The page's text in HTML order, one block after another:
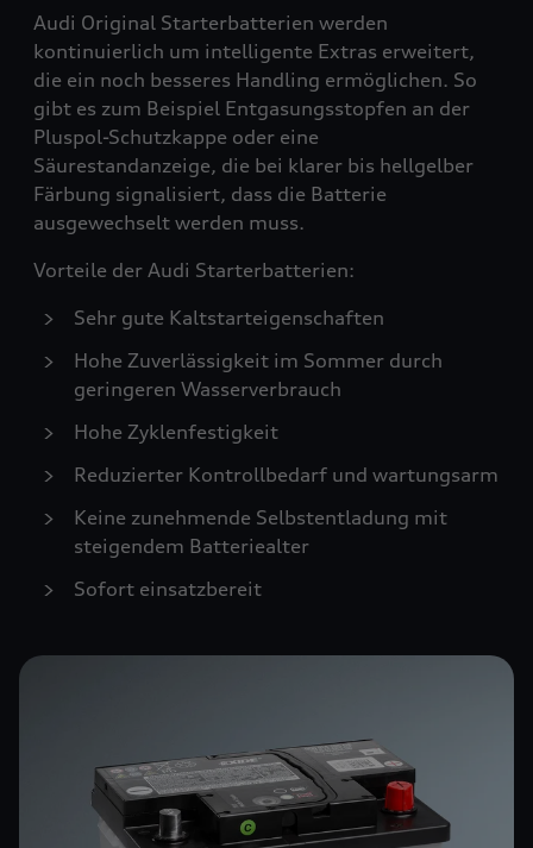
Audi Original Starterbatterien werden
kontinuierlich um intelligente Extras erweitert,
die ein noch besseres Handling ermöglichen. So
gibt es zum Beispiel Entgasungsstopfen an der
Pluspol-Schutzkappe oder eine
Säurestandanzeige, die bei klarer bis hellgelber
Färbung signalisiert, dass die Batterie
ausgewechselt werden muss.
Vorteile der Audi Starterbatterien:
Sehr gute Kaltstarteigenschaften
Hohe Zuverlässigkeit im Sommer durch
geringeren Wasserverbrauch
Hohe Zyklenfestigkeit
Reduzierter Kontrollbedarf und wartungsarm
Keine zunehmende Selbstentladung mit
steigendem Batteriealter
Sofort einsatzbereit